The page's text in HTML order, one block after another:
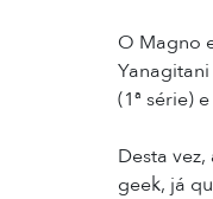
O Magno
(1ª série)
Desta
geek, já